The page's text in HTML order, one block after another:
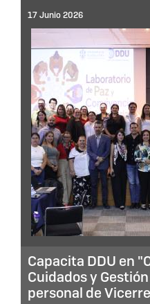
17 Junio 2026
Capacita DDU en
Cuidados y
personal de